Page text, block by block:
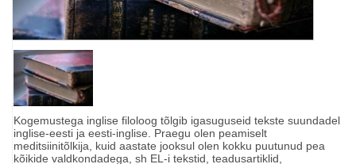
Kogemustega inglise filoloog tõlgib igasuguseid tekste suundadel
inglise-eesti ja eesti-inglise. Praegu olen peamiselt
meditsiinitõlkija, kuid aastate jooksul olen kokku puutunud pea
kõikide valdkondadega, sh EL-i tekstid, teadusartiklid,